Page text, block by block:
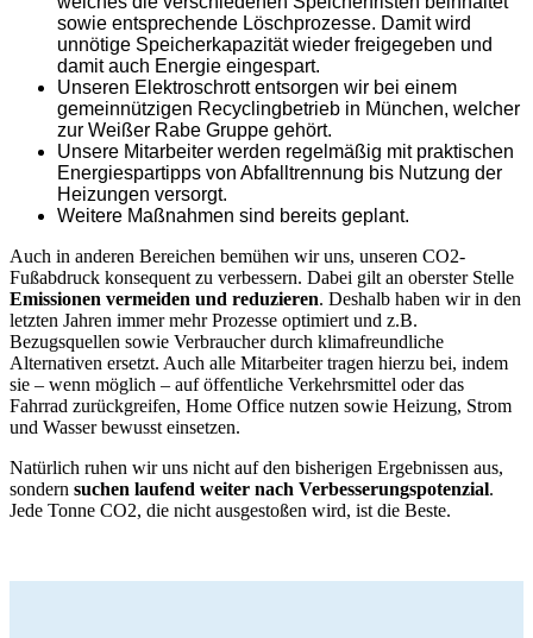
sowie entsprechende Löschprozesse. Damit wird
unnötige Speicherkapazität wieder freigegeben und
damit auch Energie eingespart.
Unseren Elektroschrott entsorgen wir bei einem
gemeinnützigen Recyclingbetrieb in München, welcher
zur Weißer Rabe Gruppe gehört.
Unsere Mitarbeiter werden regelmäßig mit praktischen
Energiespartipps von Abfalltrennung bis Nutzung der
Heizungen versorgt.
Weitere Maßnahmen sind bereits geplant.
Auch in anderen Bereichen bemühen wir uns, unseren CO2-
Fußabdruck konsequent zu verbessern. Dabei gilt an oberster Stelle
Emissionen vermeiden und reduzieren. Deshalb haben wir in den
letzten Jahren immer mehr Prozesse optimiert und z.B.
Bezugsquellen sowie Verbraucher durch klimafreundliche
Alternativen ersetzt. Auch alle Mitarbeiter tragen hierzu bei, indem
sie – wenn möglich – auf öffentliche Verkehrsmittel oder das
Fahrrad zurückgreifen, Home Office nutzen sowie Heizung, Strom
und Wasser bewusst einsetzen.
Natürlich ruhen wir uns nicht auf den bisherigen Ergebnissen aus,
sondern suchen laufend weiter nach Verbesserungspotenzial.
Jede Tonne CO2, die nicht ausgestoßen wird, ist die Beste.